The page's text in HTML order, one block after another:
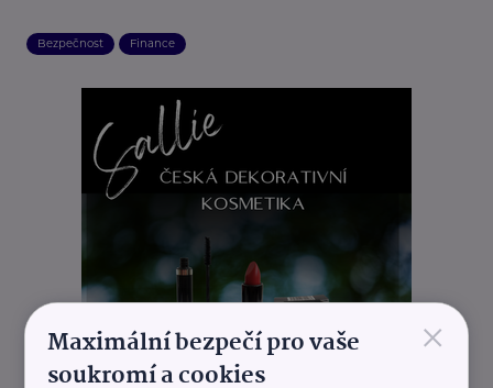
Bezpečnost Finance
×
Maximální bezpečí pro vaše
soukromí a cookies